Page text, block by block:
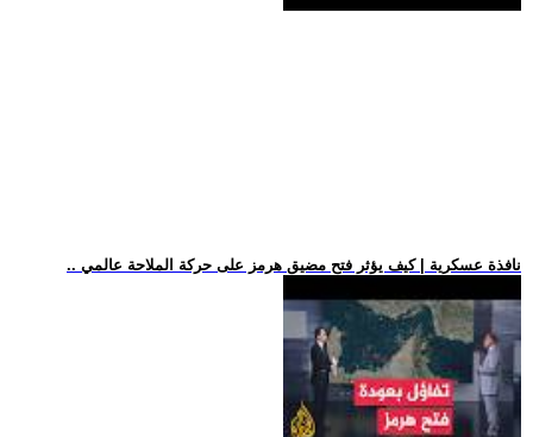
.. نافذة عسكرية | كيف يؤثر فتح مضيق هرمز على حركة الملاحة عالمي